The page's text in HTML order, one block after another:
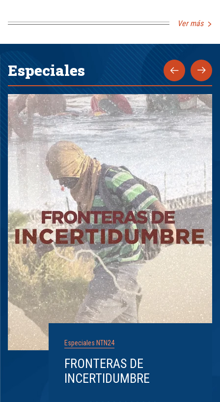
Ver más
Especiales
Especiales NTN24
FRONTERAS DE
INCERTIDUMBRE